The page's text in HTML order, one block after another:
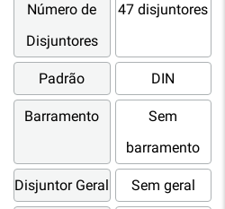
Número de
Disjuntores
47 disjuntores
Padrão DIN
Barramento
Sem
barramento
Disjuntor Geral Sem geral